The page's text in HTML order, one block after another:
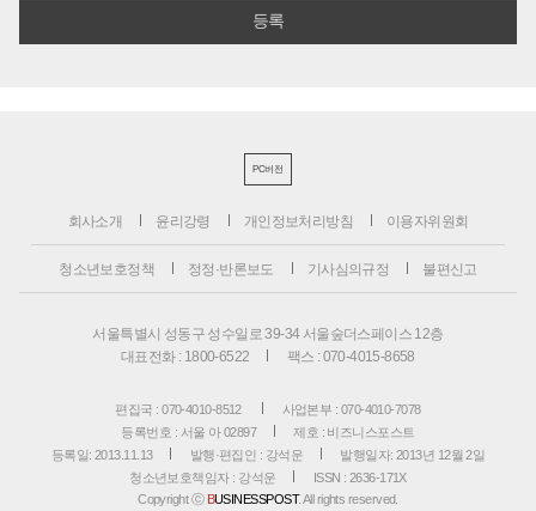
PC버전
회사소개 윤리강령 개인정보처리방침 이용자위원회
청소년보호정책 정정·반론보도 기사심의규정 불편신고
서울특별시 성동구 성수일로 39-34 서울숲더스페이스 12층
대표전화 : 1800-6522
팩스 : 070-4015-8658
편집국 : 070-4010-8512
사업본부 : 070-4010-7078
등록번호 : 서울 아 02897
제호 : 비즈니스포스트
등록일: 2013.11.13
발행·편집인 : 강석운
발행일자: 2013년 12월 2일
청소년보호책임자 : 강석운
ISSN : 2636-171X
Copyright ⓒ BUSINESSPOST. All rights reserved.